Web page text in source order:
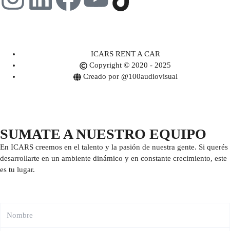
ICARS RENT A CAR
Copyright © 2020 - 2025
Creado por @100audiovisual
SUMATE A NUESTRO EQUIPO
En ICARS creemos en el talento y la pasión de nuestra gente. Si querés
desarrollarte en un ambiente dinámico y en constante crecimiento, este
es tu lugar.